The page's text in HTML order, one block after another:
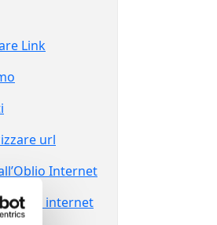
Link
url
Internet
internet